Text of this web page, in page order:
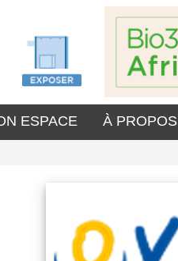
ESPACE À PROPOS